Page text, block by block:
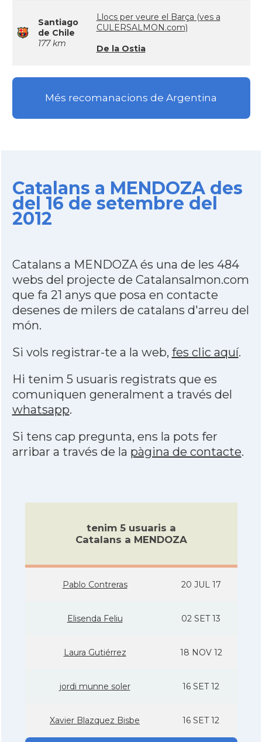
Santiago
de Chile
177 km
Llocs per veure el Barça (ves a
CULERSALMON.com)
De la Ostia
Més recomanacions de Argentina
Catalans a MENDOZA des
del 16 de setembre del
2012
Catalans a MENDOZA és una de les 484
webs del projecte de Catalansalmon.com
que fa 21 anys que posa en contacte
desenes de milers de catalans d'arreu del
món.
Si vols registrar-te a la web, fes clic aquí.
Hi tenim 5 usuaris registrats que es
comuniquen generalment a través del
whatsapp.
Si tens cap pregunta, ens la pots fer
arribar a través de la pàgina de contacte.
tenim 5 usuaris a
Catalans a MENDOZA
Pablo Contreras 20 JUL 17
Elisenda Feliu 02 SET 13
Laura Gutiérrez 18 NOV 12
jordi munne soler 16 SET 12
Xavier Blazquez Bisbe 16 SET 12